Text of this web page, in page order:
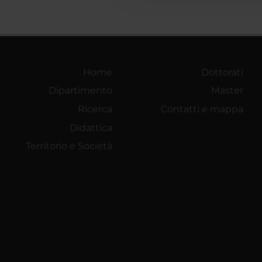
Home
Dipartimento
Ricerca
Didattica
Territorio e Società
Dottorati
Master
Contatti e mappa